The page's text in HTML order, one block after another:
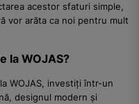
acestor sfaturi simple,
vor arăta ca noi pentru mult
la WOJAS?
WOJAS, investiți într-un
designul modern și